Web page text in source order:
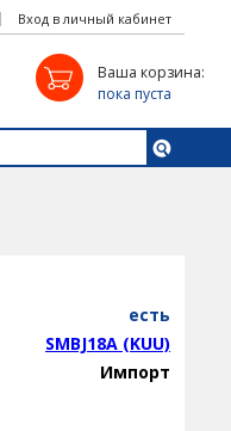
Вход в личный кабинет
Ваша корзина:
пока пуста
есть
SMBJ18A (KUU)
Импорт